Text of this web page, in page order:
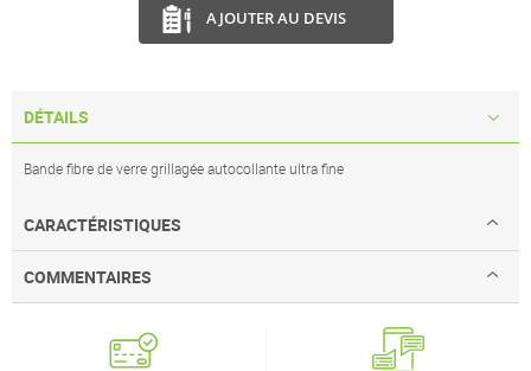
AJOUTER AU DEVIS
DÉTAILS
Bande fibre de verre grillagée autocollante ultra fine
CARACTÉRISTIQUES
COMMENTAIRES